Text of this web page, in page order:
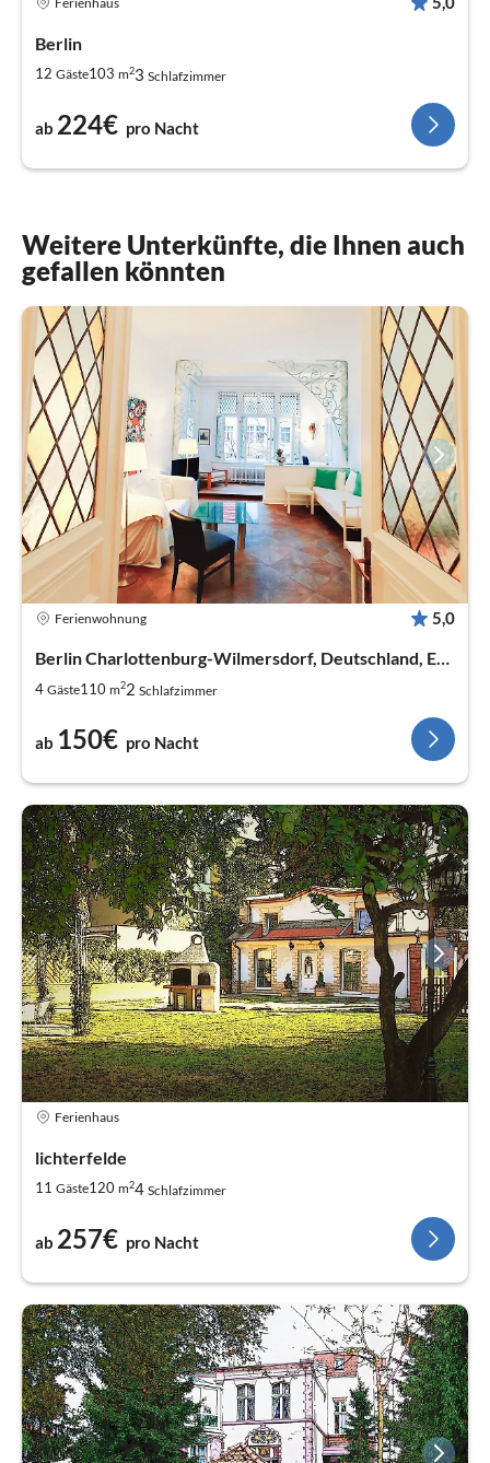
Berlin
12 Gäste103 m23 Schlafzimmer
ab 224€ pro Nacht
Weitere Unterkünfte, die Ihnen auch
gefallen könnten
Ferienwohnung 5,0
Berlin Charlottenburg-Wilmersdorf, Deutschland, Europa
4 Gäste110 m22 Schlafzimmer
ab 150€ pro Nacht
Ferienhaus
lichterfelde
11 Gäste120 m24 Schlafzimmer
ab 257€ pro Nacht